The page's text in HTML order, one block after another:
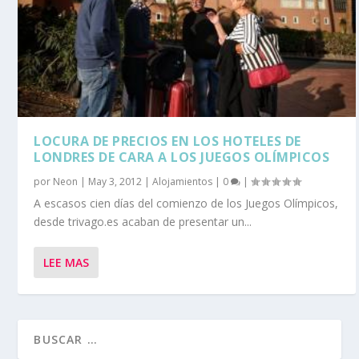
LOCURA DE PRECIOS EN LOS HOTELES DE
LONDRES DE CARA A LOS JUEGOS OLÍMPICOS
por Neon | May 3, 2012 |Alojamientos | 0 |
A escasos cien días del comienzo de los Juegos Olímpicos,
desde trivago.es acaban de presentar un...
LEE MAS